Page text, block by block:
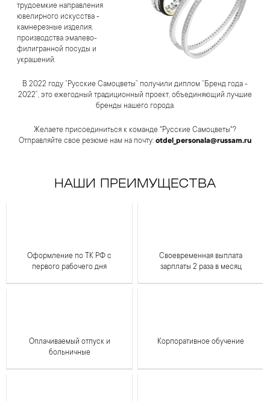
трудоемкие направления
ювелирного искусства -
камнерезные изделия,
производства эмалево-
филигранной посуды и
украшений.
В 2022 году “Русские Самоцветы” получили диплом “Бренд года -
2022”, это ежегодный традиционный проект, объединяющий лучшие
бренды нашего города.
Желаете присоединиться к команде "Русские Самоцветы"?
Отправляйте свое резюме нам на почту: otdel_personala@russam.ru
НАШИ ПРЕИМУЩЕСТВА
Оформление по ТК РФ с
первого рабочего дня
Своевременная выплата
зарплаты 2 раза в месяц
Оплачиваемый отпуск и
больничные
Корпоративное обучение